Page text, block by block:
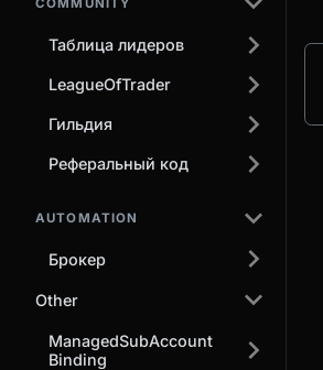
COMMUNITY
Таблица лидеров
LeagueOfTrader
Гильдия
Реферальный код
AUTOMATION
Брокер
Other
ManagedSubAccount
Binding